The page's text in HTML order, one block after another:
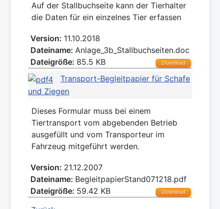
Auf der Stallbuchseite kann der Tierhalter
die Daten für ein einzelnes Tier erfassen
Version: 11.10.2018
Dateiname: Anlage_3b_Stallbuchseiten.doc
Dateigröße: 85.5 KB Download
Transport-Begleitpapier für Schafe
und Ziegen
Dieses Formular muss bei einem
Tiertransport vom abgebenden Betrieb
ausgefüllt und vom Transporteur im
Fahrzeug mitgeführt werden.
Version: 21.12.2007
Dateiname: BegleitpapierStand071218.pdf
Dateigröße: 59.42 KB Download